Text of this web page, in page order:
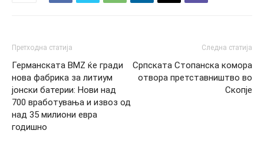
Претходна статија
Германската BMZ ќе гради
нова фабрика за литиум
јонски батерии: Нови над
700 вработувања и извоз од
над 35 милиони евра
годишно
Следна статија
Српската Стопанска комора
отвора претставништво во
Скопје